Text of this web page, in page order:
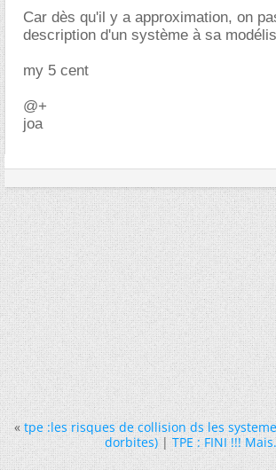
Car dès qu'il y a approximation, on
description d'un système à sa
my 5 cent
@+
joa
« tpe :les risques de collision ds les
dorbites)|TPE : FINI !!!